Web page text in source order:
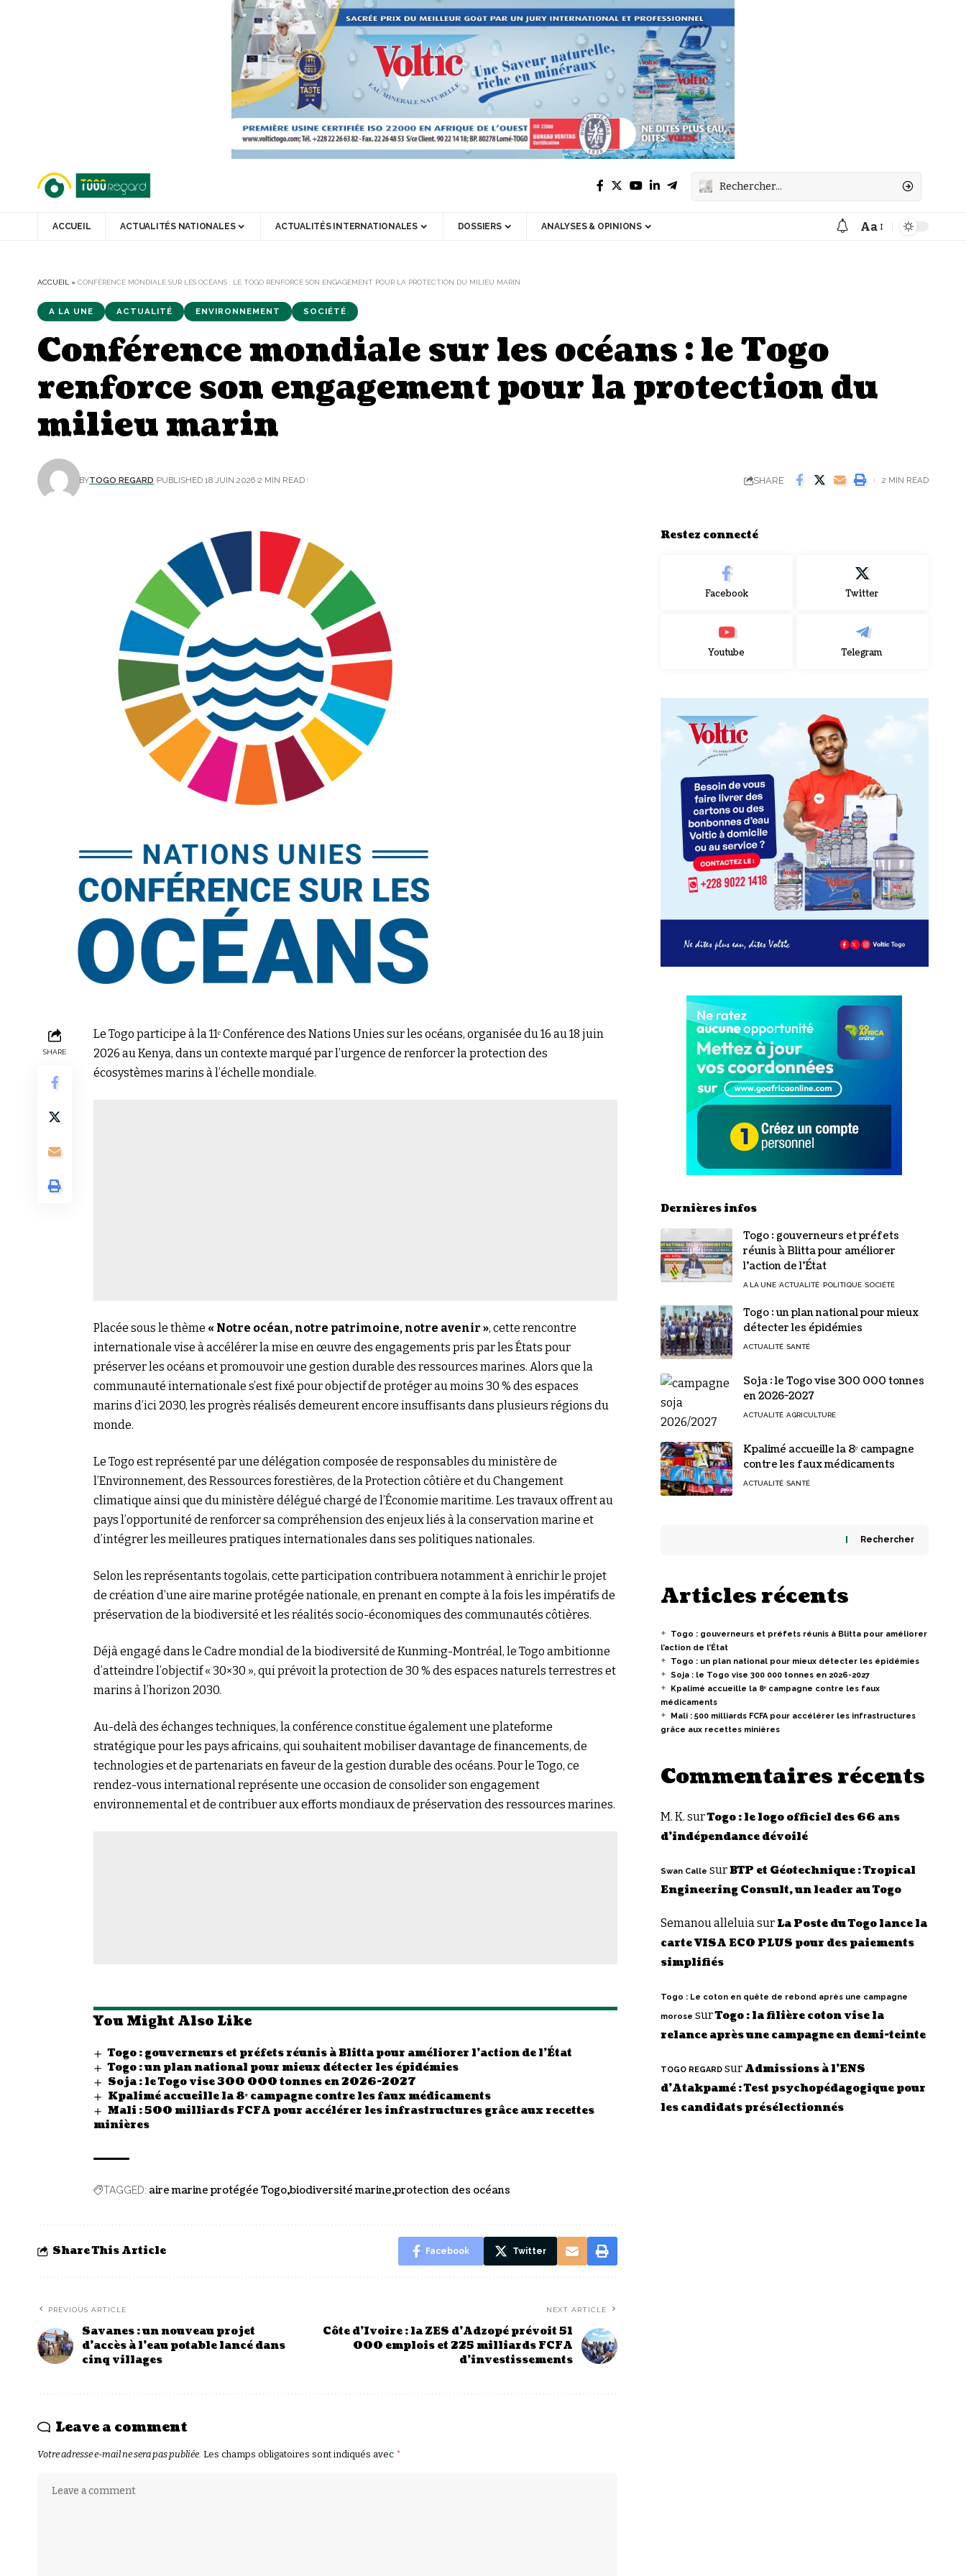
ACCUEIL ACTUALITÉS NATIONALES ACTUALITÉS INTERNATIONALES DOSSIERS ANALYSES & OPINIONS
Font
Aa
ACCUEIL » CONFÉRENCE MONDIALE SUR LES OCÉANS : LE TOGO RENFORCE SON ENGAGEMENT POUR LA PROTECTION DU MILIEU MARIN
A LA UNE ACTUALITÉ ENVIRONNEMENT SOCIÉTÉ
Conférence mondiale sur les océans : le Togo
renforce son engagement pour la protection du
milieu marin
BYTOGO REGARD PUBLISHED 18 JUIN 2026 2 MIN READ SHARE 2 MIN READ
SHARE
Le Togo participe à la 11ᵉ Conférence des Nations Unies sur les océans, organisée du 16 au 18 juin
2026 au Kenya, dans un contexte marqué par l’urgence de renforcer la protection des
écosystèmes marins à l’échelle mondiale.
Placée sous le thème « Notre océan, notre patrimoine, notre avenir », cette rencontre
internationale vise à accélérer la mise en œuvre des engagements pris par les États pour
préserver les océans et promouvoir une gestion durable des ressources marines. Alors que la
communauté internationale s’est fixé pour objectif de protéger au moins 30 % des espaces
marins d’ici 2030, les progrès réalisés demeurent encore insuffisants dans plusieurs régions du
monde.
Le Togo est représenté par une délégation composée de responsables du ministère de
l’Environnement, des Ressources forestières, de la Protection côtière et du Changement
climatique ainsi que du ministère délégué chargé de l’Économie maritime. Les travaux offrent au
pays l’opportunité de renforcer sa compréhension des enjeux liés à la conservation marine et
d’intégrer les meilleures pratiques internationales dans ses politiques nationales.
Selon les représentants togolais, cette participation contribuera notamment à enrichir le projet
de création d’une aire marine protégée nationale, en prenant en compte à la fois les impératifs de
préservation de la biodiversité et les réalités socio-économiques des communautés côtières.
Déjà engagé dans le Cadre mondial de la biodiversité de Kunming-Montréal, le Togo ambitionne
d’atteindre l’objectif « 30×30 », qui prévoit la protection de 30 % des espaces naturels terrestres et
marins à l’horizon 2030.
Au-delà des échanges techniques, la conférence constitue également une plateforme
stratégique pour les pays africains, qui souhaitent mobiliser davantage de financements, de
technologies et de partenariats en faveur de la gestion durable des océans. Pour le Togo, ce
rendez-vous international représente une occasion de consolider son engagement
environnemental et de contribuer aux efforts mondiaux de préservation des ressources marines.
You Might Also Like
Togo : gouverneurs et préfets réunis à Blitta pour améliorer l’action de l’État
Togo : un plan national pour mieux détecter les épidémies
Soja : le Togo vise 300 000 tonnes en 2026-2027
Kpalimé accueille la 8ᵉ campagne contre les faux médicaments
Mali : 500 milliards FCFA pour accélérer les infrastructures grâce aux recettes
minières
TAGGED: aire marine protégée Togo biodiversité marine protection des océans
Share This Article Facebook Twitter
PREVIOUS ARTICLE
Savanes : un nouveau projet
d’accès à l’eau potable lancé dans
cinq villages
NEXT ARTICLE
Côte d’Ivoire : la ZES d’Adzopé prévoit 51
000 emplois et 225 milliards FCFA
d’investissements
Leave a comment
Votre adresse e-mail ne sera pas publiée. Les champs obligatoires sont indiqués avec *
Restez connecté
Facebook Twitter
Youtube Telegram
Dernières infos
Togo : gouverneurs et préfets
réunis à Blitta pour améliorer
l’action de l’État
A LA UNE ACTUALITÉ POLITIQUE SOCIÉTÉ
Togo : un plan national pour mieux
détecter les épidémies
ACTUALITÉ SANTÉ
Soja : le Togo vise 300 000 tonnes
en 2026-2027
ACTUALITÉ AGRICULTURE
Kpalimé accueille la 8ᵉ campagne
contre les faux médicaments
ACTUALITÉ SANTÉ
Rechercher
Articles récents
Togo : gouverneurs et préfets réunis à Blitta pour améliorer
l’action de l’État
Togo : un plan national pour mieux détecter les épidémies
Soja : le Togo vise 300 000 tonnes en 2026-2027
Kpalimé accueille la 8ᵉ campagne contre les faux
médicaments
Mali : 500 milliards FCFA pour accélérer les infrastructures
grâce aux recettes minières
Commentaires récents
M. K. surTogo : le logo officiel des 66 ans
d’indépendance dévoilé
Swan Calle surBTP et Géotechnique : Tropical
Engineering Consult, un leader au Togo
Semanou alleluia sur La Poste du Togo lance la
carte VISA ECO PLUS pour des paiements
simplifiés
Togo : Le coton en quête de rebond après une campagne
morose surTogo : la filière coton vise la
relance après une campagne en demi-teinte
TOGO REGARDsur Admissions à l’ENS
d’Atakpamé : Test psychopédagogique pour
les candidats présélectionnés